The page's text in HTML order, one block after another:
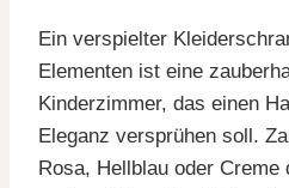
Ein verspielter
Elementen ist eine
Kinderzimmer, das einen
Eleganz versprühen soll.
Rosa, Hellblau oder Creme